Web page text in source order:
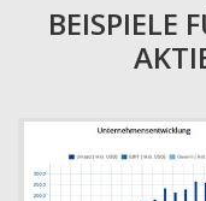
BEISPIELE